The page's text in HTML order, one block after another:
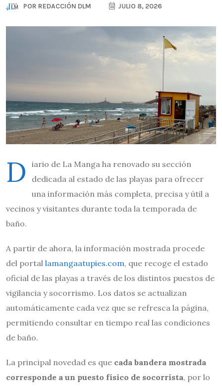
POR REDACCIÓN DLM JULIO 8, 2026
D
iario de La Manga ha renovado su sección
dedicada al estado de las playas para ofrecer
una información más completa, precisa y útil a
vecinos y visitantes durante toda la temporada de
baño.
A partir de ahora, la información mostrada procede
del portal lamangaatupies.com, que recoge el estado
oficial de las playas a través de los distintos puestos de
vigilancia y socorrismo. Los datos se actualizan
automáticamente cada vez que se refresca la página,
permitiendo consultar en tiempo real las condiciones
de baño.
La principal novedad es que cada bandera mostrada
corresponde a un puesto físico de socorrista, por lo